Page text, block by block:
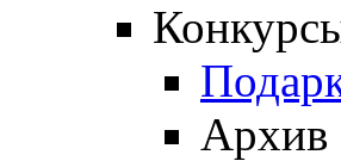
Архив